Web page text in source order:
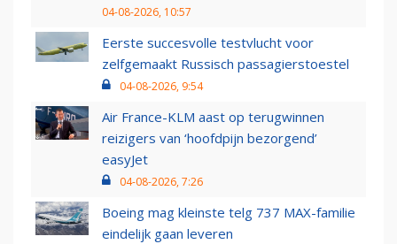
04-08-2026, 10:57
Eerste succesvolle testvlucht voor
zelfgemaakt Russisch passagierstoestel
04-08-2026, 9:54
Air France-KLM aast op terugwinnen
reizigers van ‘hoofdpijn bezorgend’
easyJet
04-08-2026, 7:26
Boeing mag kleinste telg 737 MAX-familie
eindelijk gaan leveren